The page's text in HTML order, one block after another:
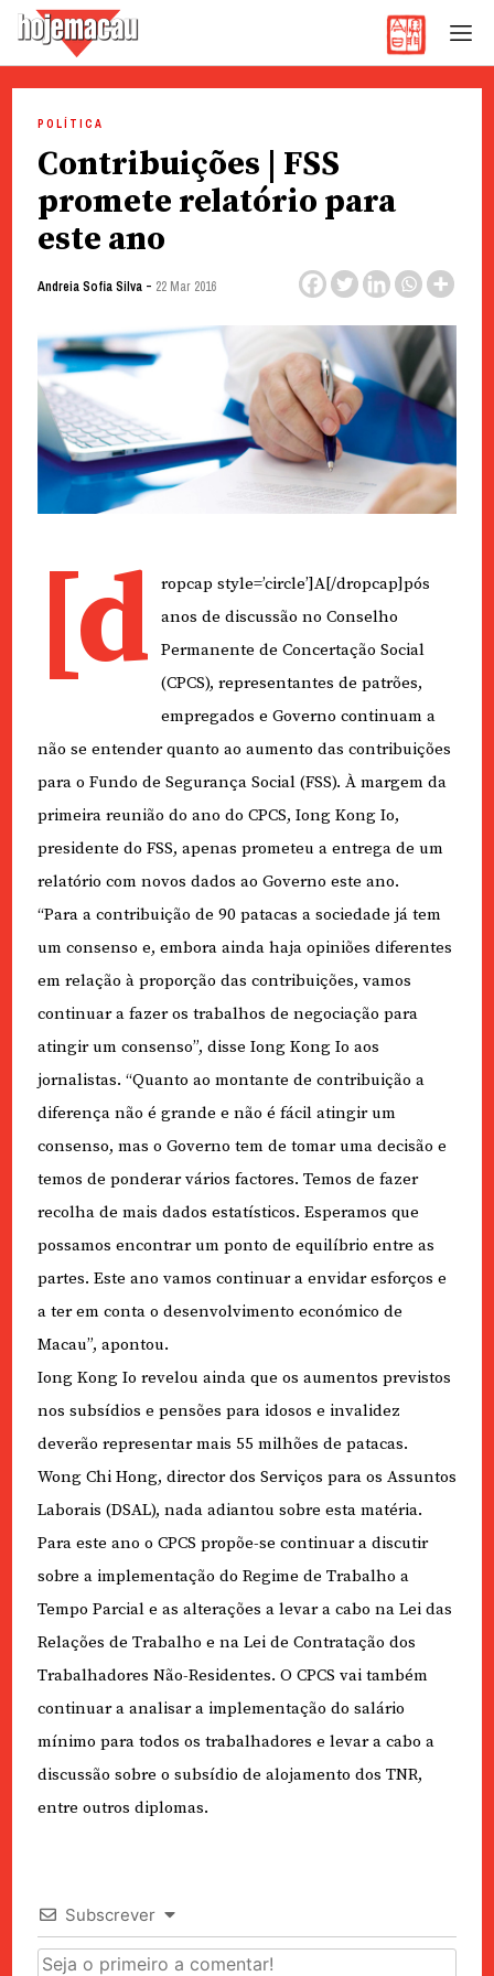
content
POLÍTICA
Contribuições | FSS
promete relatório para
este ano
Andreia Sofia Silva- 22 Mar 2016
[d
ropcap style=’circle’]A[/dropcap]pós
anos de discussão no Conselho
Permanente de Concertação Social
(CPCS), representantes de patrões,
empregados e Governo continuam a
não se entender quanto ao aumento das contribuições
para o Fundo de Segurança Social (FSS). À margem da
primeira reunião do ano do CPCS, Iong Kong Io,
presidente do FSS, apenas prometeu a entrega de um
relatório com novos dados ao Governo este ano.
“Para a contribuição de 90 patacas a sociedade já tem
um consenso e, embora ainda haja opiniões diferentes
em relação à proporção das contribuições, vamos
continuar a fazer os trabalhos de negociação para
atingir um consenso”, disse Iong Kong Io aos
jornalistas. “Quanto ao montante de contribuição a
diferença não é grande e não é fácil atingir um
consenso, mas o Governo tem de tomar uma decisão e
temos de ponderar vários factores. Temos de fazer
recolha de mais dados estatísticos. Esperamos que
possamos encontrar um ponto de equilíbrio entre as
partes. Este ano vamos continuar a envidar esforços e
a ter em conta o desenvolvimento económico de
Macau”, apontou.
Iong Kong Io revelou ainda que os aumentos previstos
nos subsídios e pensões para idosos e invalidez
deverão representar mais 55 milhões de patacas.
Wong Chi Hong, director dos Serviços para os Assuntos
Laborais (DSAL), nada adiantou sobre esta matéria.
Para este ano o CPCS propõe-se continuar a discutir
sobre a implementação do Regime de Trabalho a
Tempo Parcial e as alterações a levar a cabo na Lei das
Relações de Trabalho e na Lei de Contratação dos
Trabalhadores Não-Residentes. O CPCS vai também
continuar a analisar a implementação do salário
mínimo para todos os trabalhadores e levar a cabo a
discussão sobre o subsídio de alojamento dos TNR,
entre outros diplomas.
Subscrever